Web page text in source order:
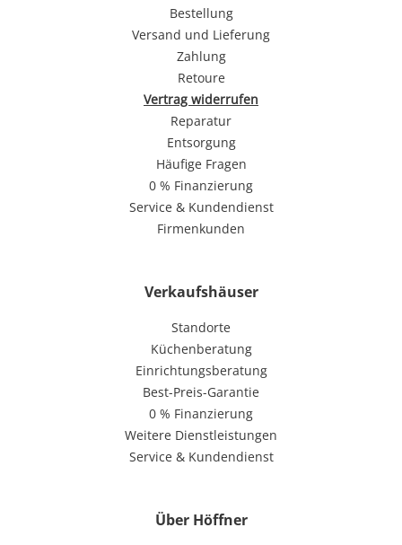
Bestellung
Versand und Lieferung
Zahlung
Retoure
Vertrag widerrufen
Reparatur
Entsorgung
Häufige Fragen
0 % Finanzierung
Service & Kundendienst
Firmenkunden
Verkaufshäuser
Standorte
Küchenberatung
Einrichtungsberatung
Best-Preis-Garantie
0 % Finanzierung
Weitere Dienstleistungen
Service & Kundendienst
Über Höffner